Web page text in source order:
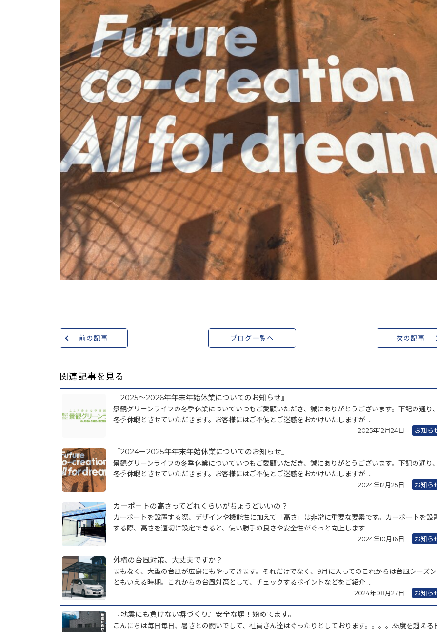
前の記事 ブログ一覧へ 次の記事
関連記事を見る
『2025～2026年年末年始休業についてのお知らせ』
景観グリーンライフの冬季休業についていつもご愛顧いただき、誠にありがとうございます。下記の通り
冬季休暇とさせていただきます。お客様にはご不便とご迷惑をおかけいたしますが ...
2025年12月24日 お知ら
『2024ー2025年年末年始休業についてのお知らせ』
景観グリーンライフの冬季休業についていつもご愛顧いただき、誠にありがとうございます。下記の通り
冬季休暇とさせていただきます。お客様にはご不便とご迷惑をおかけいたしますが ...
2024年12月25日 お知ら
カーポートの高さってどれくらいがちょうどいいの？
カーポートを設置する際、デザインや機能性に加えて「高さ」は非常に重要な要素です。カーポートを設
する際、高さを適切に設定できると、使い勝手の良さや安全性がぐっと向上します ...
2024年10月16日 お知ら
外構の台風対策、大丈夫ですか？
まもなく、大型の台風が広島にもやってきます。それだけでなく、9月に入ってのこれからは台風シーズン
ともいえる時期。これからの台風対策として、チェックするポイントなどをご紹介 ...
2024年08月27日 お知ら
『地震にも負けない塀づくり』安全な塀！始めてます。
こんにちは毎日毎日、暑さとの闘いでして、社員さん達はぐったりとしております。。。。35度を超える